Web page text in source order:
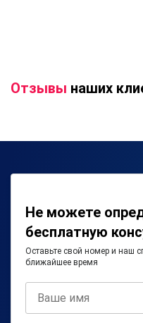
Отзывы наших
Не можете
бесплатную
Оставьте свой номер и наш
ближайшее время